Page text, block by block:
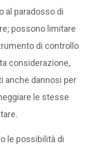
al paradosso di
possono limitare
di controllo
considerazione,
anche dannosi per
le stesse
le possibilità di